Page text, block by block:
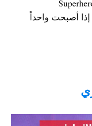
أصبحت واحداً